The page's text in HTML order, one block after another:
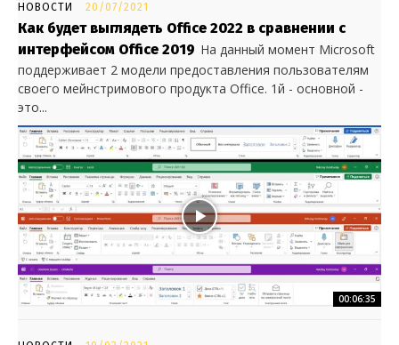
НОВОСТИ 20/07/2021
Как будет выглядеть Office 2022 в сравнении с
интерфейсом Office 2019 На данный момент Microsoft
поддерживает 2 модели предоставления пользователям
своего мейнстримового продукта Office. 1й - основной -
это...
00:06:35